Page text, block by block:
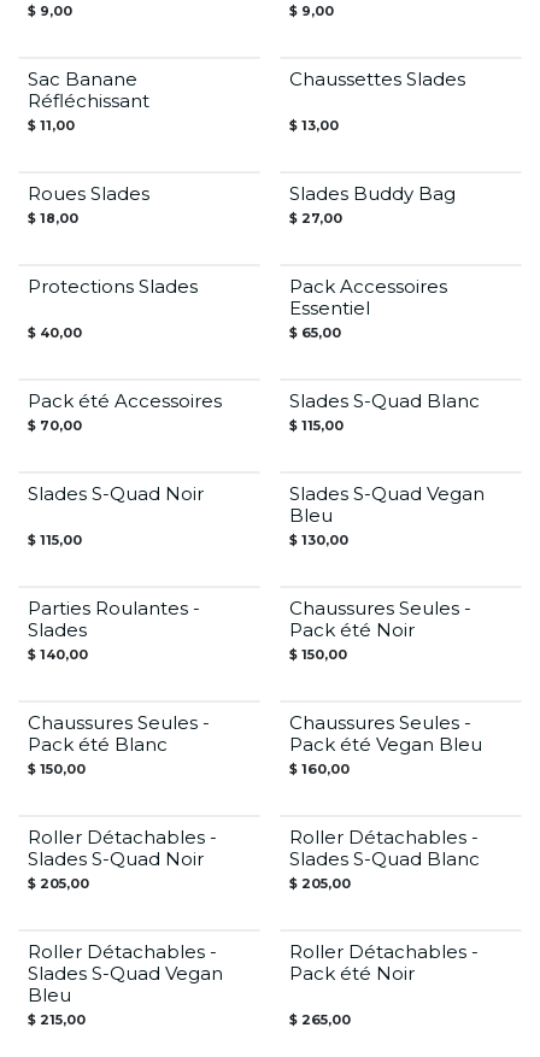
$ 9,00 $ 9,00
Sac Banane
Réfléchissant
$ 11,00 En rupture de stock
Chaussettes Slades
$ 13,00
Roues Slades
$ 18,00
Slades Buddy Bag
$ 27,00
Protections Slades
$ 40,00 27€ d’économie
Pack Accessoires
Essentiel
$ 65,00
Offre Été
Pack été Accessoires
$ 70,00
Slades S-Quad Blanc
$ 115,00
Slades S-Quad Noir
$ 115,00
Slades S-Quad Vegan
Bleu
$ 130,00
Parties Roulantes -
Slades
$ 140,00
Offre Été
Chaussures Seules -
Pack été Noir
$ 150,00
Offre Été
Chaussures Seules -
Pack été Blanc
$ 150,00
Offre Été
Chaussures Seules -
Pack été Vegan Bleu
$ 160,00
Roller Détachables -
Slades S-Quad Noir
$ 205,00
Roller Détachables -
Slades S-Quad Blanc
$ 205,00
Roller Détachables -
Slades S-Quad Vegan
Bleu
$ 215,00
Offre Été
Roller Détachables -
Pack été Noir
$ 265,00